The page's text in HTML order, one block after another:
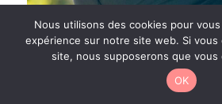
Nous utilisons des cookies pour
expérience sur notre site web. Si vous
site, nous supposerons que
OK